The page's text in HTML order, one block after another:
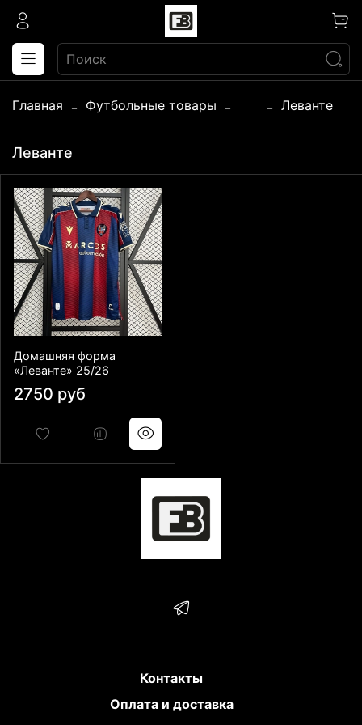
Главная Футбольные товары Леванте
Леванте
Домашняя форма
«Леванте» 25/26
2750 руб
Контакты
Оплата и доставка